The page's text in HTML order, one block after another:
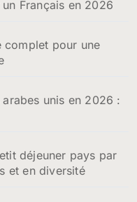
Français en 2026
complet pour une
unis en 2026 :
déjeuner pays par
et en diversité